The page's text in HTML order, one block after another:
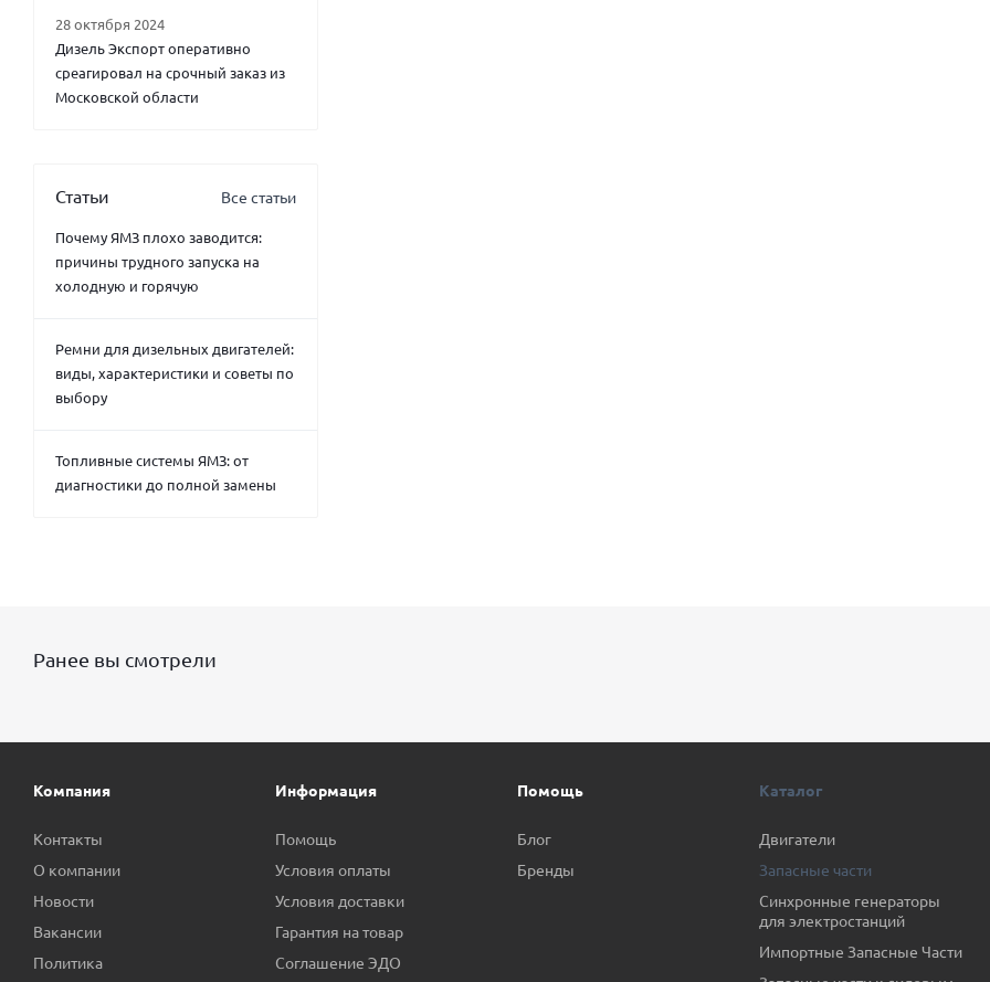
28 октября 2024
Дизель Экспорт оперативно
среагировал на срочный заказ из
Московской области
Статьи Все статьи
Почему ЯМЗ плохо заводится:
причины трудного запуска на
холодную и горячую
Ремни для дизельных двигателей:
виды, характеристики и советы по
выбору
Топливные системы ЯМЗ: от
диагностики до полной замены
Ранее вы смотрели
Компания
Контакты
О компании
Новости
Вакансии
Политика
Информация
Помощь
Условия оплаты
Условия доставки
Гарантия на товар
Соглашение ЭДО
Помощь
Блог
Бренды
Каталог
Двигатели
Запасные части
Синхронные генераторы
для электростанций
Импортные Запасные Части